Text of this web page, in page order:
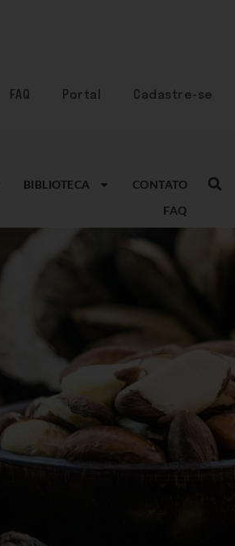
FAQ Portal Cadastre-se
BIBLIOTECA
CONTATO
FAQ